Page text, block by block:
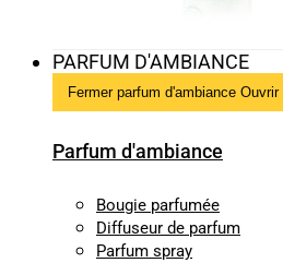
PARFUM D'AMBIANCE
Fermer parfum d'ambiance Ouvrir
Parfum d'ambiance
Bougie parfumée
Diffuseur de parfum
Parfum spray